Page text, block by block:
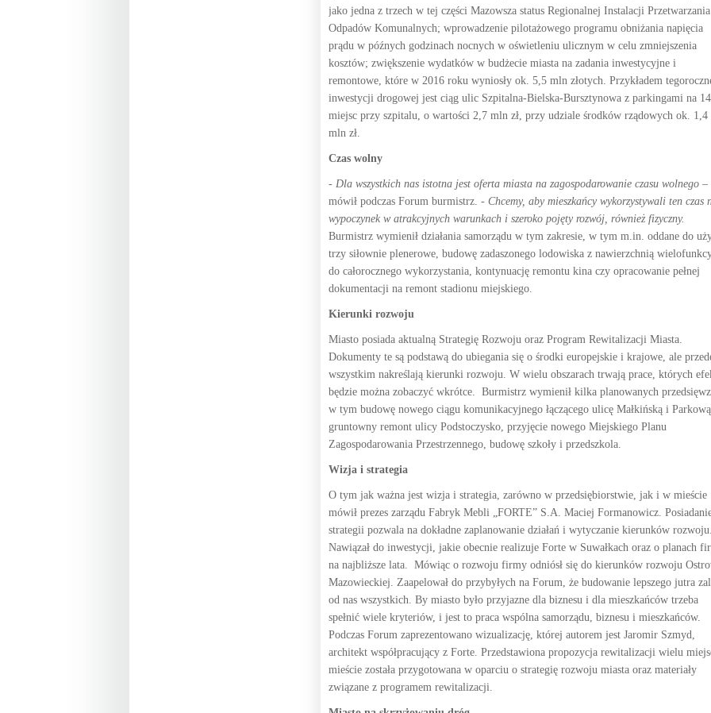
jako jedna z trzech w tej części Mazowsza status Regionalnej Instalacji Przetwarzania
Odpadów Komunalnych; wprowadzenie pilotażowego programu obniżania napięcia
prądu w późnych godzinach nocnych w oświetleniu ulicznym w celu zmniejszenia
kosztów; zwiększenie wydatków w budżecie miasta na zadania inwestycyjne i
remontowe, które w 2016 roku wyniosły ok. 5,5 mln złotych. Przykładem
inwestycji drogowej jest ciąg ulic Szpitalna-Bielska-Bursztynowa z parkingami na
miejsc przy szpitalu, o wartości 2,7 mln zł, przy udziale środków rządowych ok. 1,4
mln zł.
Czas wolny
- Dla wszystkich nas istotna jest oferta miasta na zagospodarowanie czasu wolnego –
mówił podczas Forum burmistrz. - Chcemy, aby mieszkańcy wykorzystywali ten czas
wypoczynek w atrakcyjnych warunkach i szeroko pojęty rozwój, również fizyczny.
Burmistrz wymienił działania samorządu w tym zakresie, w tym m.in. oddane do
trzy siłownie plenerowe, budowę zadaszonego lodowiska z nawierzchnią
do całorocznego wykorzystania, kontynuację remontu kina czy opracowanie pełnej
dokumentacji na remont stadionu miejskiego.
Kierunki rozwoju
Miasto posiada aktualną Strategię Rozwoju oraz Program Rewitalizacji Miasta.
Dokumenty te są podstawą do ubiegania się o środki europejskie i krajowe, ale
wszystkim nakreślają kierunki rozwoju. W wielu obszarach trwają prace, których
będzie można zobaczyć wkrótce. Burmistrz wymienił kilka planowanych
w tym budowę nowego ciągu komunikacyjnego łączącego ulicę Małkińską i
gruntowny remont ulicy Podstoczysko, przyjęcie nowego Miejskiego Planu
Zagospodarowania Przestrzennego, budowę szkoły i przedszkola.
Wizja i strategia
O tym jak ważna jest wizja i strategia, zarówno w przedsiębiorstwie, jak i w mieście
mówił prezes zarządu Fabryk Mebli „FORTE” S.A. Maciej Formanowicz.
strategii pozwala na dokładne zaplanowanie działań i wytyczanie kierunków rozwoju.
Nawiązał do inwestycji, jakie obecnie realizuje Forte w Suwałkach oraz o planach
na najbliższe lata. Mówiąc o rozwoju firmy odniósł się do kierunków rozwoju
Mazowieckiej. Zaapelował do przybyłych na Forum, że budowanie lepszego jutra
od nas wszystkich. By miasto było przyjazne dla biznesu i dla mieszkańców trzeba
spełnić wiele kryteriów, i jest to praca wspólna samorządu, biznesu i mieszkańców.
Podczas Forum zaprezentowano wizualizację, której autorem jest Jaromir Szmyd,
architekt współpracujący z Forte. Przedstawiona propozycja rewitalizacji wielu
mieście została przygotowana w oparciu o strategię rozwoju miasta oraz materiały
związane z programem rewitalizacji.